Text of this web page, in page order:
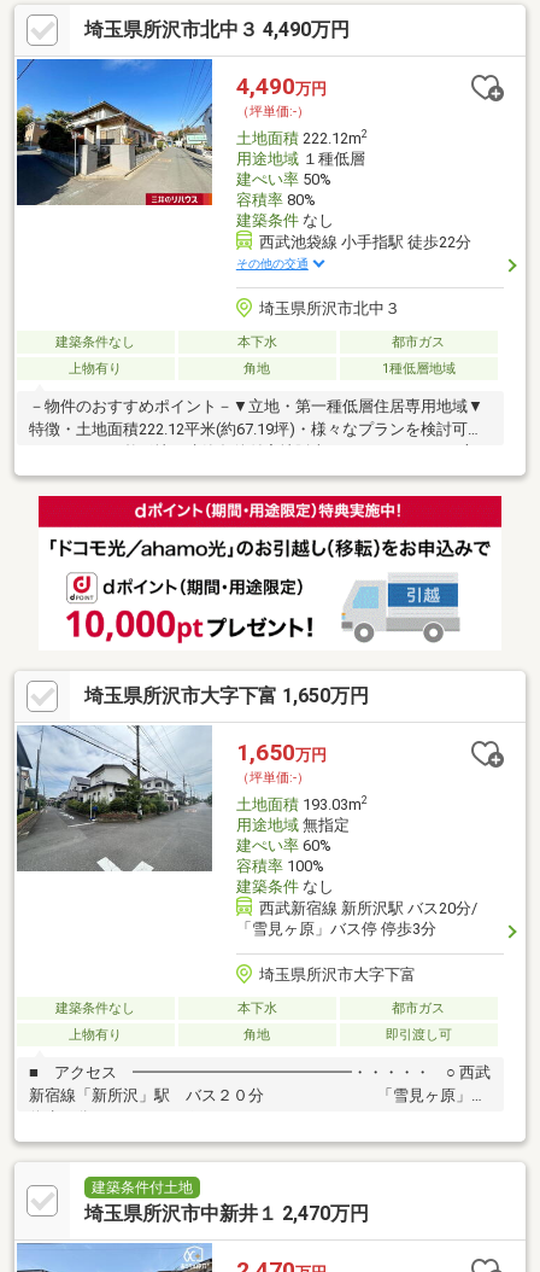
ーさん等にてご検討ください。
埼玉県所沢市北中３ 4,490万円
4,490万円
（坪単価:-）
土地面積222.12m2
用途地域１種低層
建ぺい率50%
容積率80%
建築条件なし
西武池袋線 小手指駅 徒歩22分
その他の交通
埼玉県所沢市北中３
建築条件なし 本下水
都市ガス
上物有り
角地 1種低層地域
－物件のおすすめポイント－▼立地・第一種低層住居専用地域▼
特徴・土地面積222.12平米(約67.19坪)・様々なプランを検討可能
間口は約12m以上と広々・お好きなハウスメーカー等を選択可
能・現況古家有、詳細はお問い合わせください▼周辺環境・北中
公園 徒歩5分(約370m)・ローソン・スリーエフ所沢向陽町西店 徒
歩5分(約400m)・スーパー「マミープラス所沢青葉台店」徒歩10
━━━━━・・・物件の詳細・ご相談はお気軽にお問い合わせく
ださい。
埼玉県所沢市大字下富 1,650万円
1,650万円
（坪単価:-）
土地面積193.03m2
用途地域無指定
建ぺい率60%
容積率100%
建築条件なし
西武新宿線 新所沢駅 バス20分/
「雪見ヶ原」バス停 停歩3分
埼玉県所沢市大字下富
建築条件なし 本下水
都市ガス
上物有り
角地 即引渡し可
■ アクセス ━━━━━━━━━━━━━━・・・・・ ○ 西武
新宿線「新所沢」駅 バス２０分 「雪見ヶ原」
━━━━━━━━━━・・・・・ ○ 土地面積 約５８．３９坪
○ 角地につき通風良好 ○ 建築条件付き売地ではございませ
ん。 お好きなハウスメーカーで建築可能です ○ 閑静な住宅
街に立地■ ご希望の住まい探しをお手伝いします
建築条件付土地
埼玉県所沢市中新井１ 2,470万円